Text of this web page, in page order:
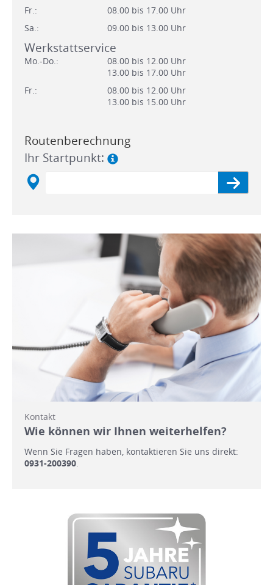
Fr.:
08.00 bis 17.00 Uhr
Sa.:
09.00 bis 13.00 Uhr
Werkstattservice
Mo.-Do.:
08.00 bis 12.00 Uhr
13.00 bis 17.00 Uhr
Fr.:
08.00 bis 12.00 Uhr
13.00 bis 15.00 Uhr
Routenberechnung
Ihr Startpunkt:
Kontakt
Wie können wir Ihnen weiterhelfen?
Wenn Sie Fragen haben, kontaktieren Sie uns direkt:
0931-200390.